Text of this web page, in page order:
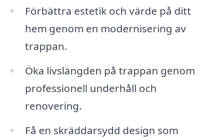
Förbättra estetik och värde på ditt
hem genom en modernisering av
trappan.
Öka livslängden på trappan genom
professionell underhåll och
renovering.
Få en skräddarsydd design som